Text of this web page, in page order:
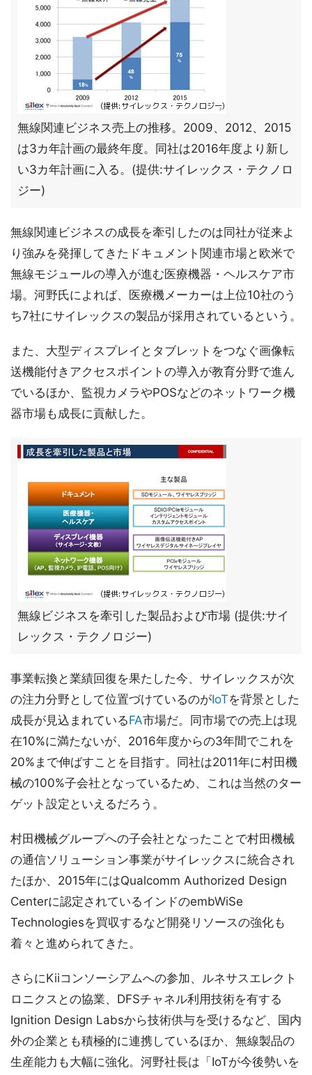
無線関連ビジネス売上の推移。2009、2012、2015
は3カ年計画の最終年度。同社は2016年度より新し
い3カ年計画に入る。(提供:サイレックス・テクノロ
ジー)
無線関連ビジネスの成長を牽引したのは同社が従来よ
り強みを発揮してきたドキュメント関連市場と欧米で
無線モジュールの導入が進む医療機器・ヘルスケア市
場。河野氏によれば、医療機メーカーは上位10社のう
ち7社にサイレックスの製品が採用されているという。
また、大型ディスプレイとタブレットをつなぐ画像転
送機能付きアクセスポイントの導入が教育分野で進ん
でいるほか、監視カメラやPOSなどのネットワーク機
器市場も成長に貢献した。
無線ビジネスを牽引した製品および市場 (提供:サイ
レックス・テクノロジー)
事業転換と業績回復を果たした今、サイレックスが次
の注力分野として位置づけているのがIoTを背景とした
成長が見込まれているFA市場だ。同市場での売上は現
在10%に満たないが、2016年度からの3年間でこれを
20%まで伸ばすことを目指す。同社は2011年に村田機
械の100%子会社となっているため、これは当然のター
ゲット設定といえるだろう。
村田機械グループへの子会社となったことで村田機械
の通信ソリューション事業がサイレックスに統合され
たほか、2015年にはQualcomm Authorized Design
Centerに認定されているインドのembWiSe
Technologiesを買収するなど開発リソースの強化も
着々と進められてきた。
さらにKiiコンソーシアムへの参加、ルネサスエレクト
ロニクスとの協業、DFSチャネル利用技術を有する
Ignition Design Labsから技術供与を受けるなど、国内
外の企業とも積極的に連携しているほか、無線製品の
生産能力も大幅に強化。河野社長は「IoTが今後勢いを